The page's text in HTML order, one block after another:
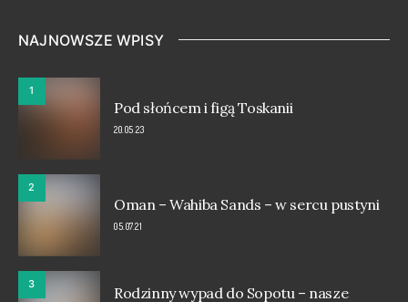
NAJNOWSZE WPISY
1
Pod słońcem i figą Toskanii
20.05.23
2
Oman – Wahiba Sands – w sercu pustyni
05.07.21
3
Rodzinny wypad do Sopotu – nasze